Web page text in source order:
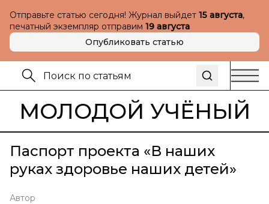
Отправьте статью сегодня! Журнал выйдет 15 августа,
печатный экземпляр отправим 19 августа
Опубликовать статью
МОЛОДОЙ УЧЁНЫЙ
Паспорт проекта «В наших
руках здоровье наших детей»
Автор